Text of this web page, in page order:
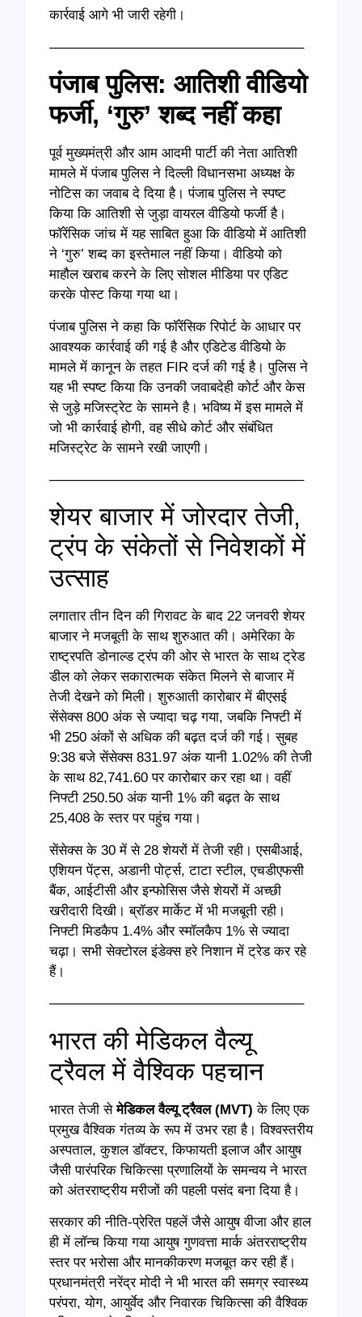
कार्रवाई आगे भी जारी रहेगी।
——————————————————–
पंजाब पुलिस: आतिशी वीडियो
फर्जी, ‘गुरु’ शब्द नहीं कहा
पूर्व मुख्यमंत्री और आम आदमी पार्टी की नेता आतिशी
मामले में पंजाब पुलिस ने दिल्ली विधानसभा अध्यक्ष के
नोटिस का जवाब दे दिया है। पंजाब पुलिस ने स्पष्ट
किया कि आतिशी से जुड़ा वायरल वीडियो फर्जी है।
फॉरेंसिक जांच में यह साबित हुआ कि वीडियो में आतिशी
ने ‘गुरु’ शब्द का इस्तेमाल नहीं किया। वीडियो को
माहौल खराब करने के लिए सोशल मीडिया पर एडिट
करके पोस्ट किया गया था।
पंजाब पुलिस ने कहा कि फॉरेंसिक रिपोर्ट के आधार पर
आवश्यक कार्रवाई की गई है और एडिटेड वीडियो के
मामले में कानून के तहत FIR दर्ज की गई है। पुलिस ने
यह भी स्पष्ट किया कि उनकी जवाबदेही कोर्ट और केस
से जुड़े मजिस्ट्रेट के सामने है। भविष्य में इस मामले में
जो भी कार्रवाई होगी, वह सीधे कोर्ट और संबंधित
मजिस्ट्रेट के सामने रखी जाएगी।
——————————————————–
शेयर बाजार में जोरदार तेजी,
ट्रंप के संकेतों से निवेशकों में
उत्साह
लगातार तीन दिन की गिरावट के बाद 22 जनवरी शेयर
बाजार ने मजबूती के साथ शुरुआत की। अमेरिका के
राष्ट्रपति डोनाल्ड ट्रंप की ओर से भारत के साथ ट्रेड
डील को लेकर सकारात्मक संकेत मिलने से बाजार में
तेजी देखने को मिली। शुरुआती कारोबार में बीएसई
सेंसेक्स 800 अंक से ज्यादा चढ़ गया, जबकि निफ्टी में
भी 250 अंकों से अधिक की बढ़त दर्ज की गई। सुबह
9:38 बजे सेंसेक्स 831.97 अंक यानी 1.02% की तेजी
के साथ 82,741.60 पर कारोबार कर रहा था। वहीं
निफ्टी 250.50 अंक यानी 1% की बढ़त के साथ
25,408 के स्तर पर पहुंच गया।
सेंसेक्स के 30 में से 28 शेयरों में तेजी रही। एसबीआई,
एशियन पेंट्स, अडानी पोर्ट्स, टाटा स्टील, एचडीएफसी
बैंक, आईटीसी और इन्फोसिस जैसे शेयरों में अच्छी
खरीदारी दिखी। ब्रॉडर मार्केट में भी मजबूती रही।
निफ्टी मिडकैप 1.4% और स्मॉलकैप 1% से ज्यादा
चढ़ा। सभी सेक्टोरल इंडेक्स हरे निशान में ट्रेड कर रहे
हैं।
——————————————————–
भारत की मेडिकल वैल्यू
ट्रैवल में वैश्विक पहचान
भारत तेजी सेमेडिकल वैल्यू ट्रैवल (MVT) के लिए एक
प्रमुख वैश्विक गंतव्य के रूप में उभर रहा है। विश्वस्तरीय
अस्पताल, कुशल डॉक्टर, किफायती इलाज और आयुष
जैसी पारंपरिक चिकित्सा प्रणालियों के समन्वय ने भारत
को अंतरराष्ट्रीय मरीजों की पहली पसंद बना दिया है।
सरकार की नीति-प्रेरित पहलें जैसे आयुष वीजा और हाल
ही में लॉन्च किया गया आयुष गुणवत्ता मार्क अंतरराष्ट्रीय
स्तर पर भरोसा और मानकीकरण मजबूत कर रही हैं।
प्रधानमंत्री नरेंद्र मोदी ने भी भारत की समग्र स्वास्थ्य
परंपरा, योग, आयुर्वेद और निवारक चिकित्सा की वैश्विक